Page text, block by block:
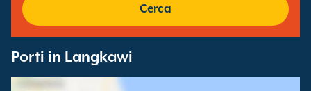
Gestione Prenotazioni
Cerca
Porti in Langkawi